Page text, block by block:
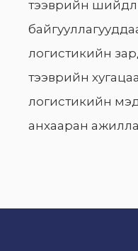
тээврийн
логистикийн
тээврийн
логистикийн
анхааран